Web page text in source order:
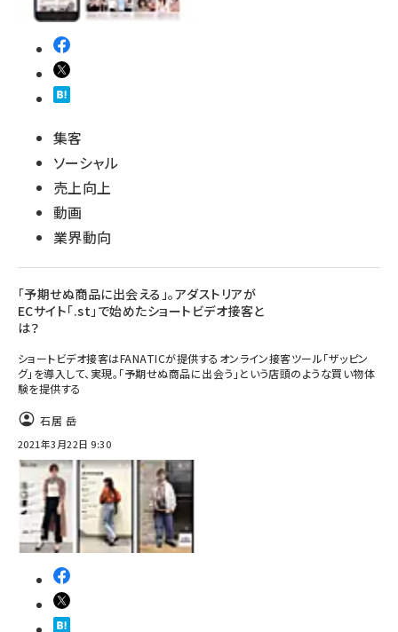
集客
ソーシャル
売上向上
動画
業界動向
「予期せぬ商品に出会える」。アダストリアが
ECサイト「.st」で始めたショートビデオ接客と
は？
ショートビデオ接客はFANATICが提供するオンライン接客ツール「ザッピン
グ」を導入して、実現。「予期せぬ商品に出会う」という店頭のような買い物体
験を提供する
石居 岳
2021年3月22日 9:30